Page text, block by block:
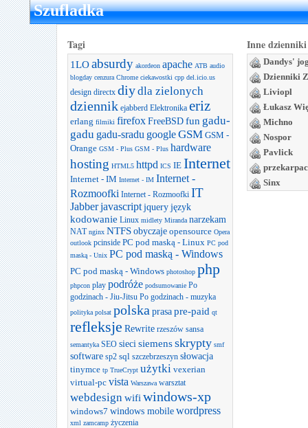
Szufladka
Tagi
1LO absurdy akordeon apache ATB audio
blogday cenzura Chrome ciekawostki cpp del.icio.us
design directx diydla zielonych
dziennik ejabberd Elektronika eriz
erlang filmiki firefox FreeBSD fun gadu-
gadu gadu-sradu googleGSM GSM -
Orange GSM - Plus GSM - Plus hardware
hosting HTML5 httpd ICS IE Internet
Internet - IM Internet - IM Internet -
Rozmoofki Internet - Rozmoofki IT
Jabberjavascript jquery język
kodowanie Linux midlety Miranda narzekam
NAT nginx NTFS obyczaje opensource Opera
outlook pcinside PC pod maską - Linux PC pod
maską - Unix PC pod maską - Windows
PC pod maską - Windows photoshop php
phpcon play podróże podsumowanie Po
godzinach - Jiu-Jitsu Po godzinach - muzyka
polityka polsat polska prasa pre-paid qt
refleksje Rewrite rzeszów sansa
semantyka SEO sieci siemens skrypty smf
software sp2 sql szczebrzeszyn słowacja
tinymce tp TrueCrypt użytki vexerian
virtual-pc vista Warszawa warsztat
webdesign wifi windows-xp
windows7 windows mobile wordpress
xml zamcamp życzenia
Inne dzienniki
Dandys'
Dzienniki
Liviopl
Łukasz
Michno
Nospor
Pavlick
Sinx